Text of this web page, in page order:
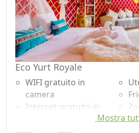
Eco Yurt Royale
WIFI gratuito in
camera
Internet gratuito in
Cucina
Mostra